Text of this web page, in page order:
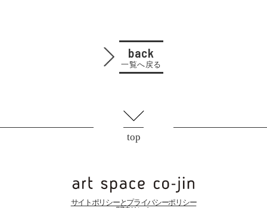
back
一覧へ戻る
top
サイトポリシーとプライバシーポリシー